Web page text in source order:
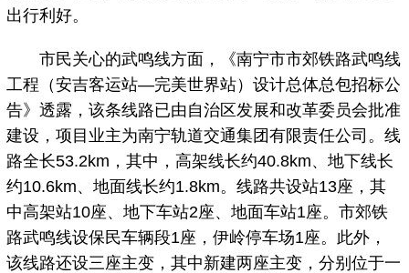
出行利好。
市民关心的武鸣线方面，《南宁市市郊铁路武鸣线
工程（安吉客运站—完美世界站）设计总体总包招标公
告》透露，该条线路已由自治区发展和改革委员会批准
建设，项目业主为南宁轨道交通集团有限责任公司。线
路全长53.2km，其中，高架线长约40.8km、地下线长
约10.6km、地面线长约1.8km。线路共设站13座，其
中高架站10座、地下车站2座、地面车站1座。市郊铁
路武鸣线设保民车辆段1座，伊岭停车场1座。此外，
该线路还设三座主变，其中新建两座主变，分别位于一